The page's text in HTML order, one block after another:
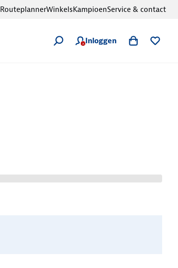
Inloggen
RouteplannerWinkelsKampioenService & contact